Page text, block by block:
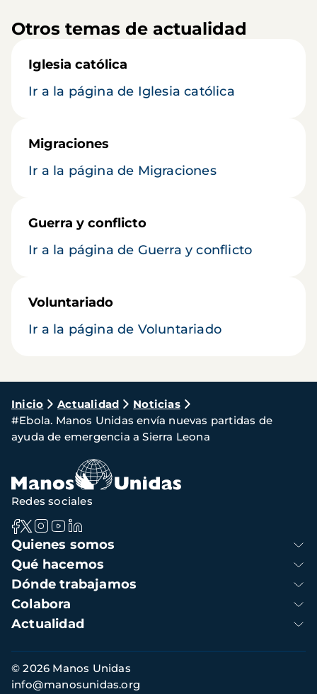
Otros temas de actualidad
Iglesia católica
Ir a la página de Iglesia católica
Migraciones
Ir a la página de Migraciones
Guerra y conflicto
Ir a la página de Guerra y conflicto
Voluntariado
Ir a la página de Voluntariado
Ruta
de
navegación
Inicio Actualidad
Noticias
#Ebola. Manos Unidas envía nuevas partidas de
ayuda de emergencia a Sierra Leona
Navegación
principal
Quienes somos
Qué hacemos
Dónde trabajamos
Colabora
Actualidad
Redes sociales
Información
de
© 2026 Manos Unidas
info@manosunidas.org